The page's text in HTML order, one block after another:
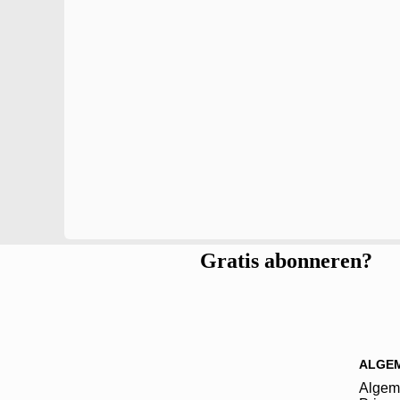
Gratis abonneren?